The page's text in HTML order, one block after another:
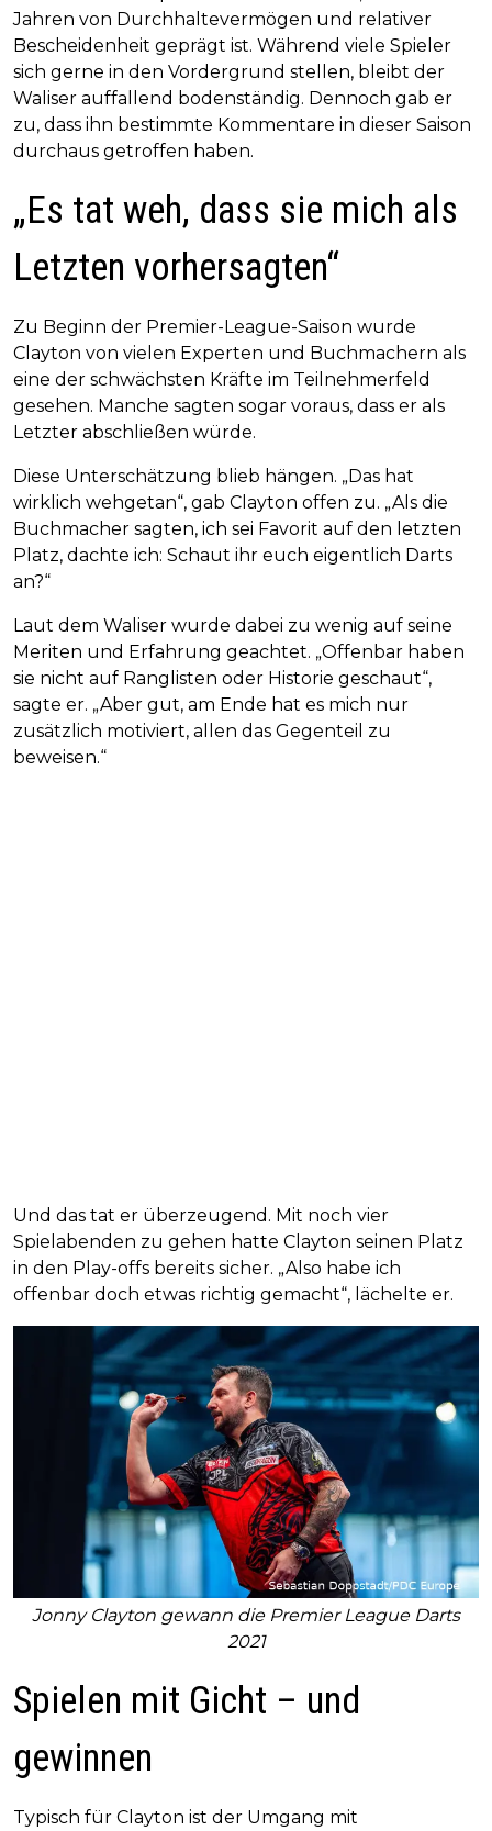
Jahren von Durchhaltevermögen und relativer
Bescheidenheit geprägt ist. Während viele Spieler
sich gerne in den Vordergrund stellen, bleibt der
Waliser auffallend bodenständig. Dennoch gab er
zu, dass ihn bestimmte Kommentare in dieser Saison
durchaus getroffen haben.
„Es tat weh, dass sie mich als
Letzten vorhersagten“
Zu Beginn der Premier-League-Saison wurde
Clayton von vielen Experten und Buchmachern als
eine der schwächsten Kräfte im Teilnehmerfeld
gesehen. Manche sagten sogar voraus, dass er als
Letzter abschließen würde.
Diese Unterschätzung blieb hängen. „Das hat
wirklich wehgetan“, gab Clayton offen zu. „Als die
Buchmacher sagten, ich sei Favorit auf den letzten
Platz, dachte ich: Schaut ihr euch eigentlich Darts
an?“
Laut dem Waliser wurde dabei zu wenig auf seine
Meriten und Erfahrung geachtet. „Offenbar haben
sie nicht auf Ranglisten oder Historie geschaut“,
sagte er. „Aber gut, am Ende hat es mich nur
zusätzlich motiviert, allen das Gegenteil zu
beweisen.“
Und das tat er überzeugend. Mit noch vier
Spielabenden zu gehen hatte Clayton seinen Platz
in den Play-offs bereits sicher. „Also habe ich
offenbar doch etwas richtig gemacht“, lächelte er.
Jonny Clayton gewann die Premier League Darts
2021
Spielen mit Gicht – und
gewinnen
Typisch für Clayton ist der Umgang mit